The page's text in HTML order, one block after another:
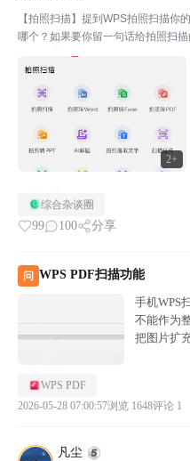
2+
【拍照扫描】提到WPS拍照扫描你
哪个？如果要你留一句话给拍照扫
第一印象就是很方便！其次最喜欢
位大佬加油我想要更多更实用的功
综合杂谈圈
99 100 分享
问 WPS PDF扫描功能
手机WPS
不能作为
把图片扩
WPS PDF
2026-05-28 07:00:57浏览 1648评论 1
凡尘